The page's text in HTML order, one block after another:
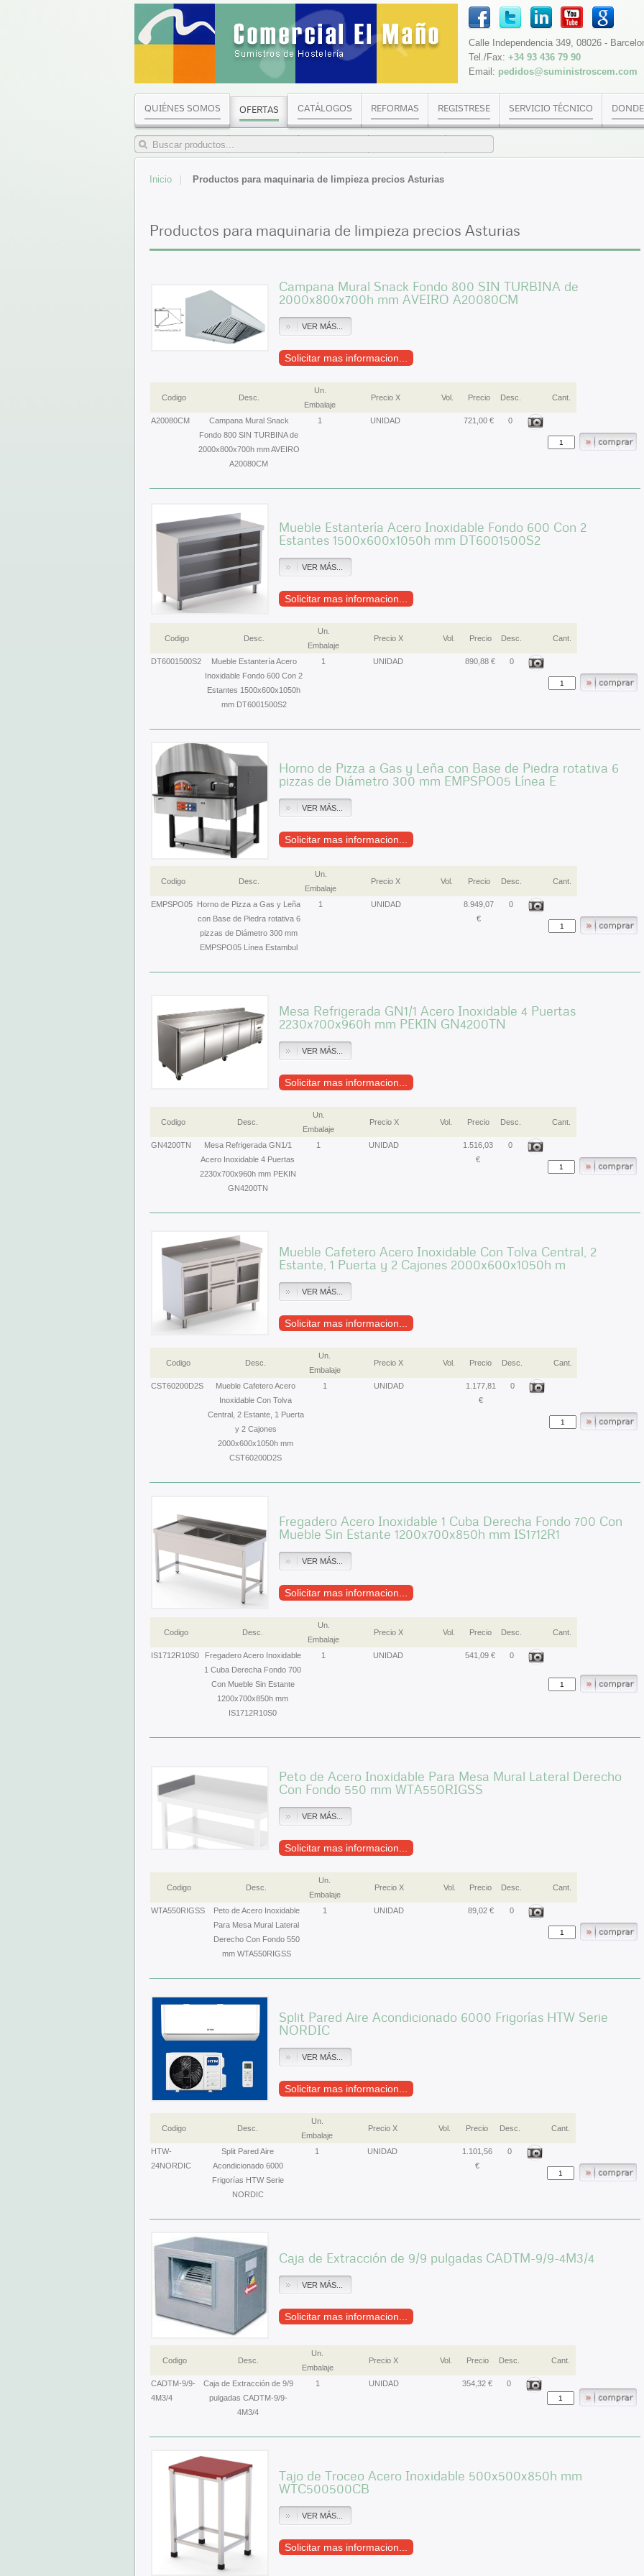
Calle Independencia 349, 08026 -
Tel./Fax: +34 93 436 79 90
Email: pedidos@suministroscem.com
QUIÉNES SOMOS OFERTAS CATÁLOGOS REFORMAS REGISTRESE SERVICIO TÉCNICO
Inicio Productos para maquinaria de limpieza precios Asturias
Productos para maquinaria de limpieza precios Asturias
Campana Mural Snack Fondo 800 SIN TURBINA de
2000x800x700h mm AVEIRO A20080CM
VER MÁS...
Solicitar mas informacion...
Codigo Desc.
Un.
Embalaje
Precio X Vol. Precio Desc. Cant.
A20080CM
Campana Mural Snack
Fondo 800 SIN TURBINA de
2000x800x700h mm AVEIRO
A20080CM
1 UNIDAD 721,00 € 0
Mueble Estantería Acero Inoxidable Fondo 600 Con 2
Estantes 1500x600x1050h mm DT6001500S2
VER MÁS...
Solicitar mas informacion...
Codigo Desc.
Un.
Embalaje
Precio X Vol. Precio Desc. Cant.
DT6001500S2
Mueble Estantería Acero
Inoxidable Fondo 600 Con 2
Estantes 1500x600x1050h
mm DT6001500S2
1 UNIDAD 890,88 € 0
Horno de Pizza a Gas y Leña con Base de Piedra rotativa 6
pizzas de Diámetro 300 mm EMPSPO05 Línea E
VER MÁS...
Solicitar mas informacion...
Codigo Desc.
Un.
Embalaje
Precio X Vol. Precio Desc. Cant.
EMPSPO05 Horno de Pizza a Gas y Leña
con Base de Piedra rotativa 6
pizzas de Diámetro 300 mm
EMPSPO05 Línea Estambul
1 UNIDAD
8.949,07
€
0
Mesa Refrigerada GN1/1 Acero Inoxidable 4 Puertas
2230x700x960h mm PEKIN GN4200TN
VER MÁS...
Solicitar mas informacion...
Codigo Desc.
Un.
Embalaje
Precio X Vol. Precio Desc. Cant.
GN4200TN
Mesa Refrigerada GN1/1
Acero Inoxidable 4 Puertas
2230x700x960h mm PEKIN
GN4200TN
1 UNIDAD
1.516,03
€
0
Mueble Cafetero Acero Inoxidable Con Tolva Central, 2
Estante, 1 Puerta y 2 Cajones 2000x600x1050h m
VER MÁS...
Solicitar mas informacion...
Codigo Desc.
Un.
Embalaje
Precio X Vol. Precio Desc. Cant.
CST60200D2S
Mueble Cafetero Acero
Inoxidable Con Tolva
Central, 2 Estante, 1 Puerta
y 2 Cajones
2000x600x1050h mm
CST60200D2S
1 UNIDAD
1.177,81
€
0
Fregadero Acero Inoxidable 1 Cuba Derecha Fondo 700 Con
Mueble Sin Estante 1200x700x850h mm IS1712R1
VER MÁS...
Solicitar mas informacion...
Codigo Desc.
Un.
Embalaje
Precio X Vol. Precio Desc. Cant.
IS1712R10S0
Fregadero Acero Inoxidable
1 Cuba Derecha Fondo 700
Con Mueble Sin Estante
1200x700x850h mm
IS1712R10S0
1 UNIDAD 541,09 € 0
Peto de Acero Inoxidable Para Mesa Mural Lateral Derecho
Con Fondo 550 mm WTA550RIGSS
VER MÁS...
Solicitar mas informacion...
Codigo Desc.
Un.
Embalaje
Precio X Vol. Precio Desc. Cant.
WTA550RIGSS
Peto de Acero Inoxidable
Para Mesa Mural Lateral
Derecho Con Fondo 550
mm WTA550RIGSS
1 UNIDAD 89,02 € 0
Split Pared Aire Acondicionado 6000 Frigorías HTW Serie
NORDIC
VER MÁS...
Solicitar mas informacion...
Codigo Desc.
Un.
Embalaje
Precio X Vol. Precio Desc. Cant.
HTW-
24NORDIC
Split Pared Aire
Acondicionado 6000
Frigorías HTW Serie
NORDIC
1 UNIDAD
1.101,56
€
0
Caja de Extracción de 9/9 pulgadas CADTM-9/9-4M3/4
VER MÁS...
Solicitar mas informacion...
Codigo Desc.
Un.
Embalaje
Precio X Vol. Precio Desc. Cant.
CADTM-9/9-
4M3/4
Caja de Extracción de 9/9
pulgadas CADTM-9/9-
4M3/4
1 UNIDAD 354,32 € 0
Tajo de Troceo Acero Inoxidable 500x500x850h mm
WTC500500CB
VER MÁS...
Solicitar mas informacion...